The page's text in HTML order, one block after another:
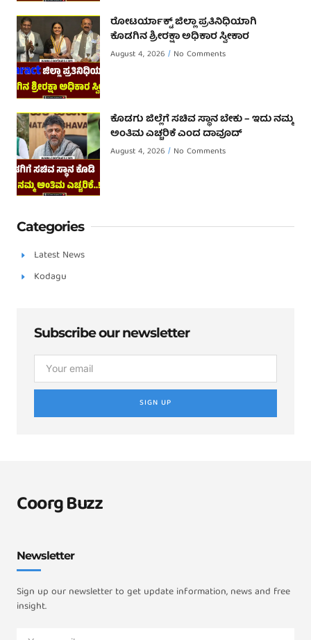
ರೋಟರ್ಯಾಕ್ಟ್ ಜಿಲ್ಲಾ ಪ್ರತಿನಿಧಿಯಾಗಿ
ಕೊಡಗಿನ ಶ್ರೀರಕ್ಷಾ ಅಧಿಕಾರ ಸ್ವೀಕಾರ
August 4, 2026 No Comments
ಕೊಡಗು ಜಿಲ್ಲೆಗೆ ಸಚಿವ ಸ್ಥಾನ ಬೇಕು – ಇದು ನಮ್ಮ
ಅಂತಿಮ ಎಚ್ಚರಿಕೆ ಎಂದ ದಾವೂದ್ ‌
August 4, 2026 No Comments
Categories
Latest News
Kodagu
Subscribe our newsletter
SIGN UP
Coorg Buzz
Newsletter
Sign up our newsletter to get update information, news and free
insight.